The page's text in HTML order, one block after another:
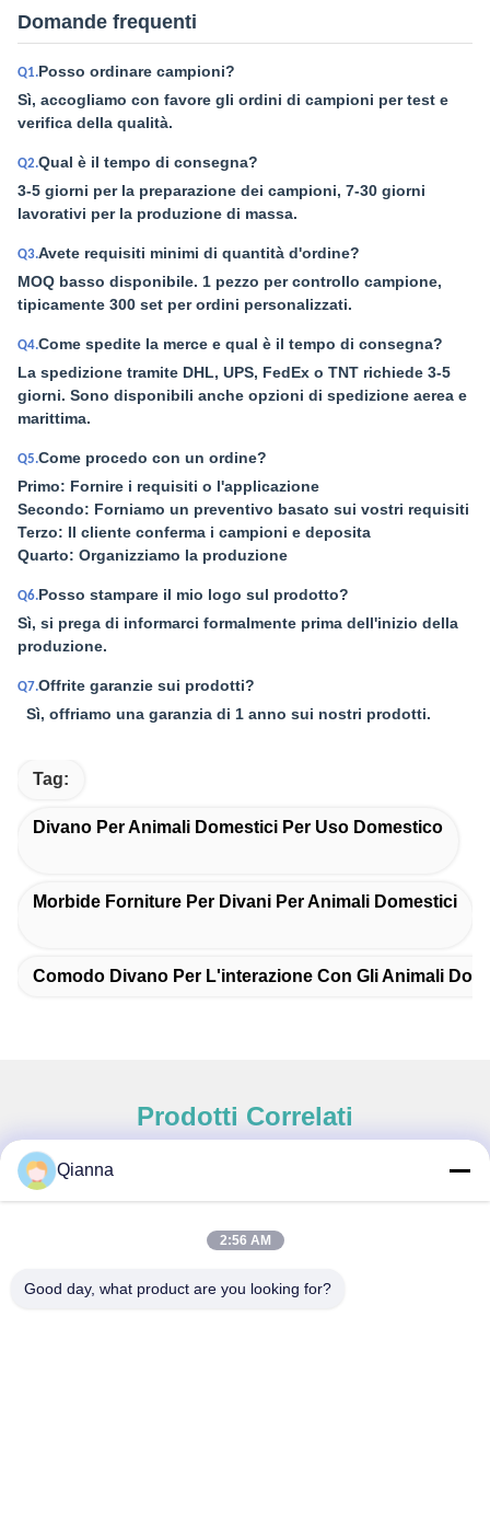
Domande frequenti
Q1.Posso ordinare campioni?
Sì, accogliamo con favore gli ordini di campioni per test e
verifica della qualità.
Q2.Qual è il tempo di consegna?
3-5 giorni per la preparazione dei campioni, 7-30 giorni
lavorativi per la produzione di massa.
Q3.Avete requisiti minimi di quantità d'ordine?
MOQ basso disponibile. 1 pezzo per controllo campione,
tipicamente 300 set per ordini personalizzati.
Q4.Come spedite la merce e qual è il tempo di consegna?
La spedizione tramite DHL, UPS, FedEx o TNT richiede 3-5
giorni. Sono disponibili anche opzioni di spedizione aerea e
marittima.
Q5.Come procedo con un ordine?
Primo: Fornire i requisiti o l'applicazione
Secondo: Forniamo un preventivo basato sui vostri requisiti
Terzo: Il cliente conferma i campioni e deposita
Quarto: Organizziamo la produzione
Q6.Posso stampare il mio logo sul prodotto?
Sì, si prega di informarci formalmente prima dell'inizio della
produzione.
Q7.Offrite garanzie sui prodotti?
Sì, offriamo una garanzia di 1 anno sui nostri prodotti.
Tag:
Divano Per Animali Domestici Per Uso Domestico
Morbide Forniture Per Divani Per Animali Domestici
Comodo Divano Per L'interazione Con Gli Animali
Prodotti Correlati
Indirizzo
Qianna
2:56 AM
Good day, what product are you looking for?